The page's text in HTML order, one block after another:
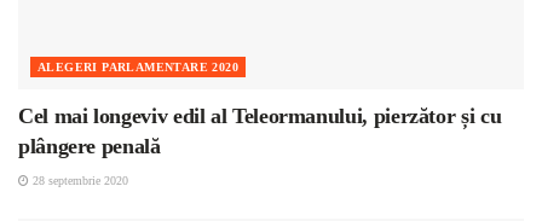
ALEGERI PARLAMENTARE 2020
Cel mai longeviv edil al Teleormanului, pierzător și cu
plângere penală
28 septembrie 2020